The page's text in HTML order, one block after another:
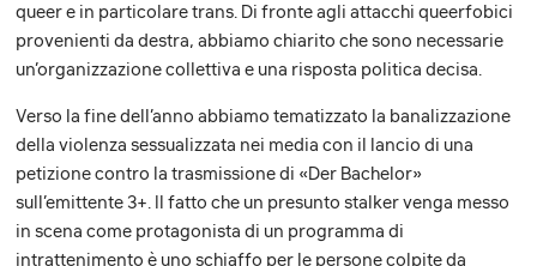
queer e in particolare trans. Di fronte agli attacchi queerfobici
provenienti da destra, abbiamo chiarito che sono necessarie
un’organizzazione collettiva e una risposta politica decisa.
Verso la fine dell’anno abbiamo tematizzato la banalizzazione
della violenza sessualizzata nei media con il lancio di una
petizione contro la trasmissione di «Der Bachelor»
sull’emittente 3+. Il fatto che un presunto stalker venga messo
in scena come protagonista di un programma di
intrattenimento è uno schiaffo per le persone colpite da